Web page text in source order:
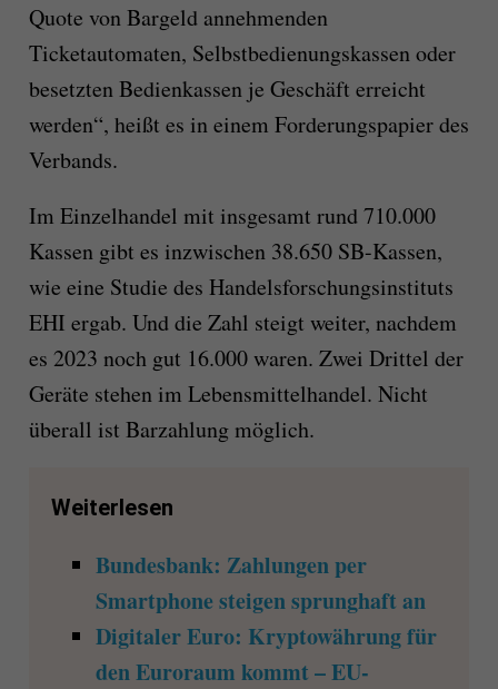
Quote von Bargeld annehmenden
Ticketautomaten, Selbstbedienungskassen oder
besetzten Bedienkassen je Geschäft erreicht
werden“, heißt es in einem Forderungspapier des
Verbands.
Im Einzelhandel mit insgesamt rund 710.000
Kassen gibt es inzwischen 38.650 SB-Kassen,
wie eine Studie des Handelsforschungsinstituts
EHI ergab. Und die Zahl steigt weiter, nachdem
es 2023 noch gut 16.000 waren. Zwei Drittel der
Geräte stehen im Lebensmittelhandel. Nicht
überall ist Barzahlung möglich.
Weiterlesen
Bundesbank: Zahlungen per
Smartphone steigen sprunghaft an
Digitaler Euro: Kryptowährung für
den Euroraum kommt – EU-